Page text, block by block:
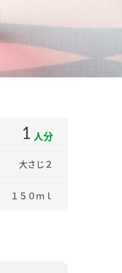
1 人分
大さじ２
１５０ｍｌ